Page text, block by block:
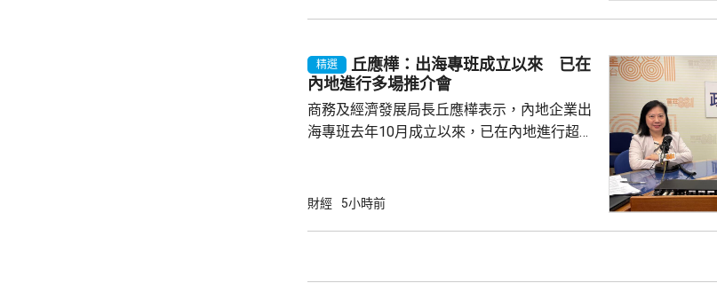
產出獨角獸企業，必須依賴其他市場，例如大
灣區，及解決專利權方面弱點。盧煜明表示，
精選
丘應樺：出海專班成立以來 已在
內地進行多場推介會
商務及經濟發展局長丘應樺表示，內地企業出
海專班去年10月成立以來，已在內地進行超過
時，亦已帶同內地及香港企業隨團，簽訂96份
總部或公司，並在香港作籌融資，相信對香港
財經 5小時前